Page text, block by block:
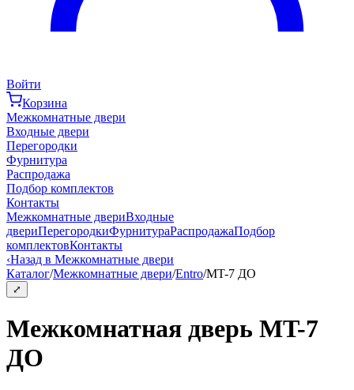
Войти
Корзина
Межкомнатные двери
Входные двери
Перегородки
Фурнитура
Распродажа
Подбор комплектов
Контакты
Межкомнатные двериВходные
двериПерегородкиФурнитураРаспродажаПодбор
комплектовКонтакты
‹Назад в Межкомнатные двери
Каталог/Межкомнатные двери/Entro/MT-7 ДО
⤢
Межкомнатная дверь MT-7
ДО